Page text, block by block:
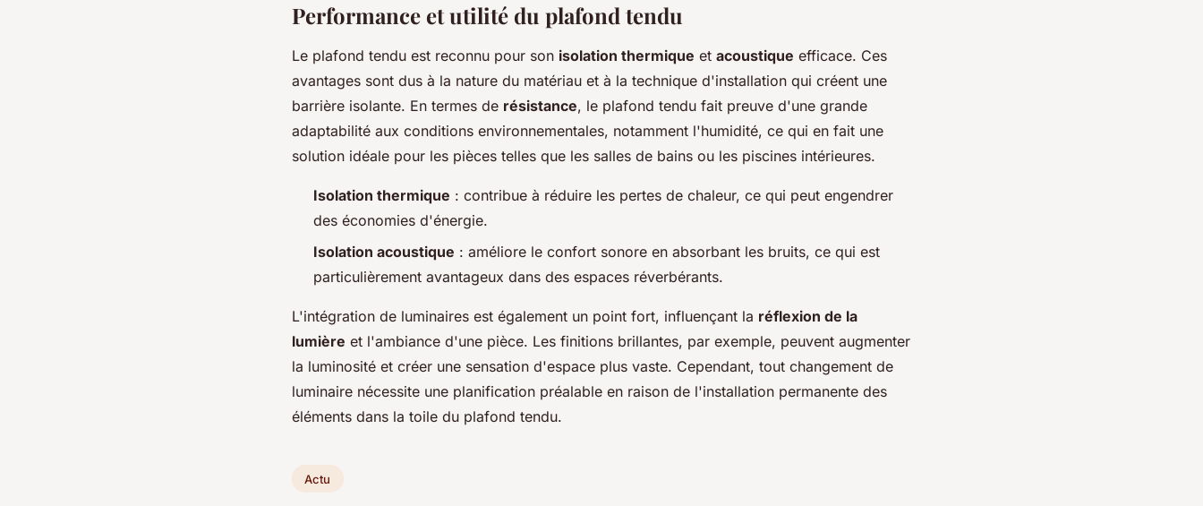
Performance et utilité du plafond tendu
Le plafond tendu est reconnu pour son isolation thermique et acoustique efficace. Ces
avantages sont dus à la nature du matériau et à la technique d'installation qui créent une
barrière isolante. En termes de résistance, le plafond tendu fait preuve d'une grande
adaptabilité aux conditions environnementales, notamment l'humidité, ce qui en fait une
solution idéale pour les pièces telles que les salles de bains ou les piscines intérieures.
Isolation thermique : contribue à réduire les pertes de chaleur, ce qui peut engendrer
des économies d'énergie.
Isolation acoustique : améliore le confort sonore en absorbant les bruits, ce qui est
particulièrement avantageux dans des espaces réverbérants.
L'intégration de luminaires est également un point fort, influençant la réflexion de la
lumière et l'ambiance d'une pièce. Les finitions brillantes, par exemple, peuvent augmenter
la luminosité et créer une sensation d'espace plus vaste. Cependant, tout changement de
luminaire nécessite une planification préalable en raison de l'installation permanente des
éléments dans la toile du plafond tendu.
Actu